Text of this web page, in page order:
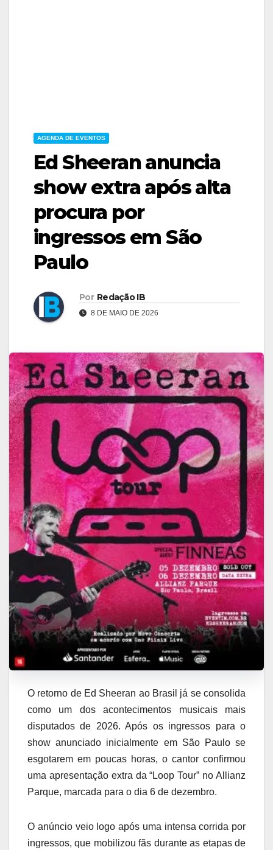
AGENDA DE EVENTOS
Ed Sheeran anuncia
show extra após alta
procura por
ingressos em São
Paulo
Por Redação IB
8 DE MAIO DE 2026
O retorno de Ed Sheeran ao Brasil já se consolida
como um dos acontecimentos musicais mais
disputados de 2026. Após os ingressos para o
show anunciado inicialmente em São Paulo se
esgotarem em poucas horas, o cantor confirmou
uma apresentação extra da “Loop Tour” no Allianz
Parque, marcada para o dia 6 de dezembro.
O anúncio veio logo após uma intensa corrida por
ingressos, que mobilizou fãs durante as etapas de